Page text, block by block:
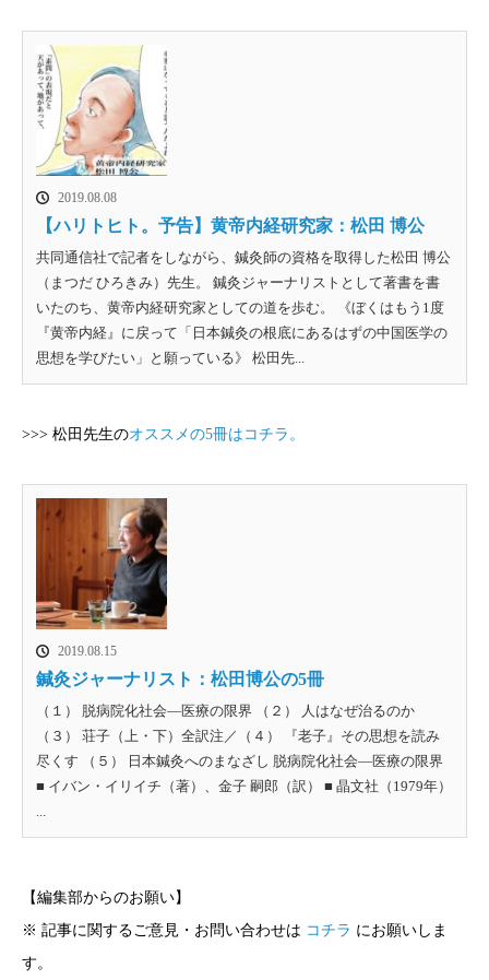
2019.08.08
【ハリトヒト。予告】黄帝内経研究家：松田 博公
共同通信社で記者をしながら、鍼灸師の資格を取得した松田 博公
（まつだ ひろきみ）先生。 鍼灸ジャーナリストとして著書を書
いたのち、黄帝内経研究家としての道を歩む。 《ぼくはもう1度
『黄帝内経』に戻って「日本鍼灸の根底にあるはずの中国医学の
思想を学びたい」と願っている》 松田先...
>>> 松田先生のオススメの5冊はコチラ。
2019.08.15
鍼灸ジャーナリスト：松田博公の5冊
（１） 脱病院化社会—医療の限界 （２） 人はなぜ治るのか
（３） 荘子（上・下）全訳注／（４） 『老子』その思想を読み
尽くす （５） 日本鍼灸へのまなざし 脱病院化社会—医療の限界
■ イバン・イリイチ（著）、金子 嗣郎（訳） ■ 晶文社（1979年）
...
【編集部からのお願い】
※ 記事に関するご意見・お問い合わせは コチラ にお願いしま
す。